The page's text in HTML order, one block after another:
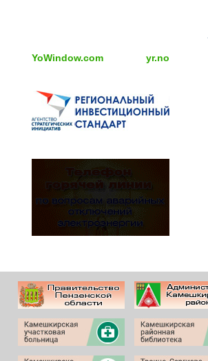
YoWindow.com yr.no